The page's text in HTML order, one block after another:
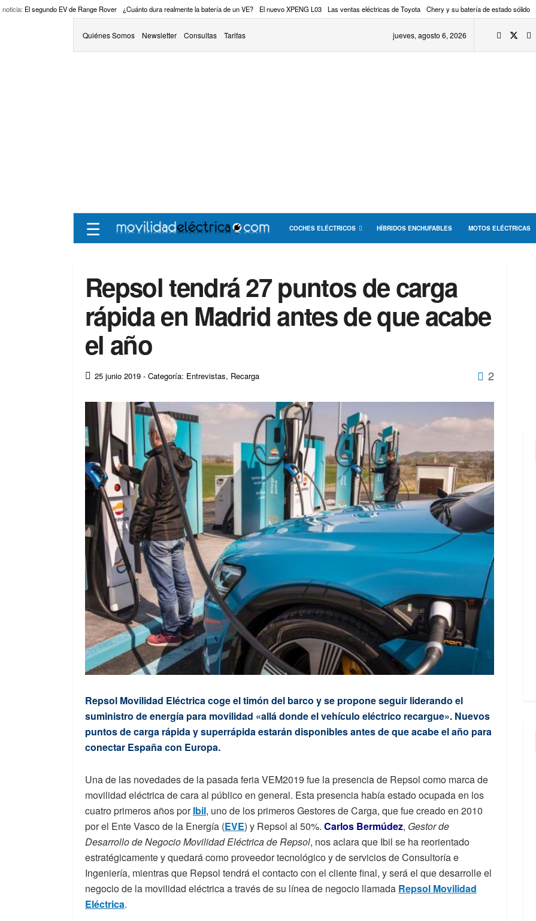
noticia: El segundo EV de Range Rover ¿Cuánto dura realmente la batería de un VE? El nuevo XPENG L03 Las ventas eléctricas de Toyota Chery y su batería de estado sólido
Quiénes Somos Newsletter Consultas Tarifas jueves, agosto 6, 2026
☰ COCHES ELÉCTRICOS HÍBRIDOS ENCHUFABLES MOTOS ELÉCTRICAS
Repsol tendrá 27 puntos de carga
rápida en Madrid antes de que acabe
el año
25 junio 2019 - Categoría: Entrevistas, Recarga 2
Repsol Movilidad Eléctrica coge el timón del barco y se propone seguir liderando el
suministro de energía para movilidad «allá donde el vehículo eléctrico recargue». Nuevos
puntos de carga rápida y superrápida estarán disponibles antes de que acabe el año para
conectar España con Europa.
Una de las novedades de la pasada feria VEM2019 fue la presencia de Repsol como marca de
movilidad eléctrica de cara al público en general. Esta presencia había estado ocupada en los
cuatro primeros años porIbil, uno de los primeros Gestores de Carga, que fue creado en 2010
por el Ente Vasco de la Energía (EVE) y Repsol al 50%. Carlos Bermúdez, Gestor de
Desarrollo de Negocio Movilidad Eléctrica de Repsol, nos aclara que Ibil se ha reorientado
estratégicamente y quedará como proveedor tecnológico y de servicios de Consultoría e
Ingeniería, mientras que Repsol tendrá el contacto con el cliente final, y será el que desarrolle el
negocio de la movilidad eléctrica a través de su línea de negocio llamada Repsol Movilidad
Eléctrica.